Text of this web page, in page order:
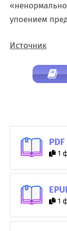
упоением
Источник
PDF
1
1